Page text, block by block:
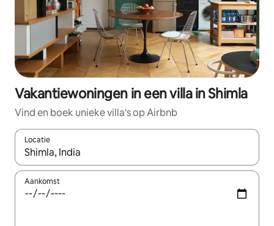
Vakantiewoningen in een villa in Shimla
Vind en boek unieke villa's op Airbnb
Locatie
Wanneer er suggesties beschikbaar zijn, maak je een keuze
Aankomst